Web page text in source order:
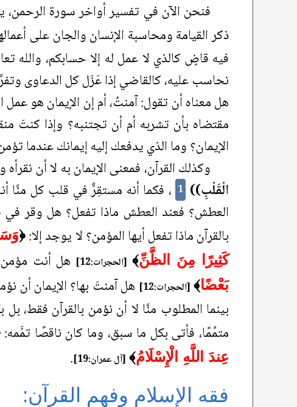
فنحن الآن في تفسير أواخر سورة الرحمن،
ذكر القيامة ومحاسبة الإنسان والجان على
فيه قاضٍ كالذي لا عمل له إلا حسابكم، والله
نحاسب عليه، كالقاضي إذا عَزَل كل الدعاوى
هل معناه أن تقول: آمنتُ، أم إن الإيمان هو
مقتضاه بأن تشربه أم أن تجتنبه؟ وإذا كنتَ
الإيمان؟ وما الذي يدفعك إليه إيمانك عندما
وكذلك القرآن، فمعنى الإيمان به لا أن
الْقَلْبِ)) 1 ، فكما أنه مستقِرٌّ في قلب كل منَّا
العطش؟ فعند العطش ماذا تفعل؟ هل وقر في
بالقرآن ماذا تفعل أيها المؤمن؟ لا يوجد إلا: ﴿
كَثِيرًا مِنَ الظَّنِّ﴾ [الحجرات:12] هل أنت
بَعْضًا﴾ [الحجرات:12]
هل آمنتَ بها؟ الإيمان أن
بينما المطلوب منَّا لا أن نؤمن بالقرآن فقط،
متمِّمًا، فأتى بكل ما سبق، وما كان ناقصًا تمَّمه:
عِندَ اللَّهِ الْإِسْلَامُ﴾ [آل عمران:19] .
فقه الإسلام وفهم القرآن: